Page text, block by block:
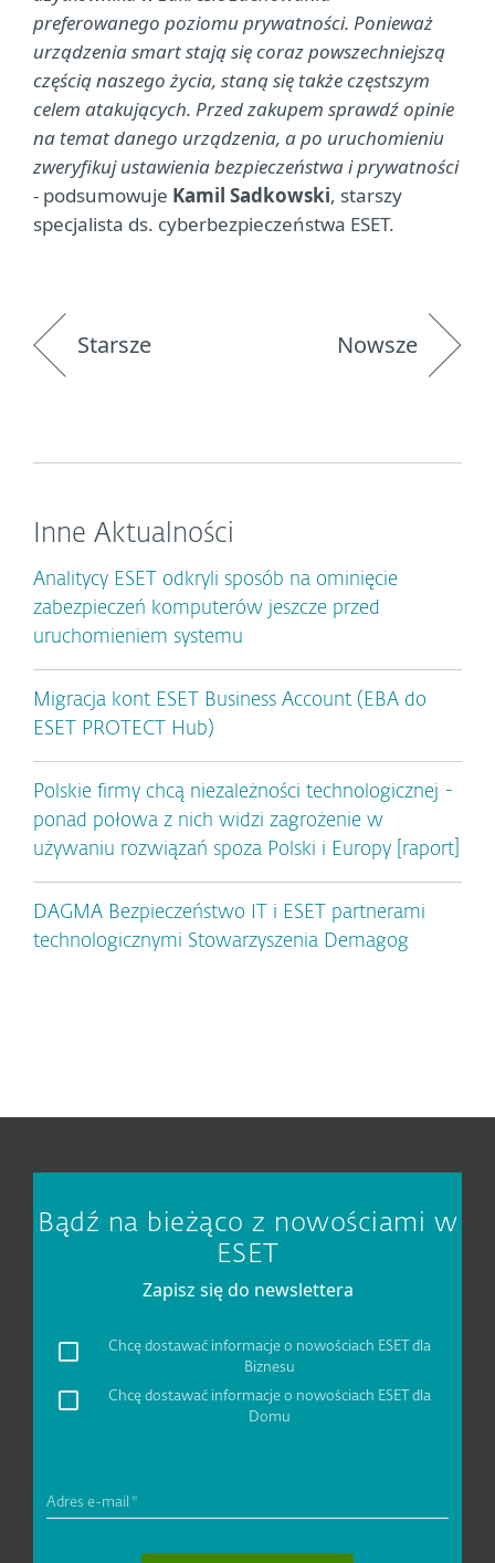
preferowanego poziomu prywatności. Ponieważ
urządzenia smart stają się coraz powszechniejszą
częścią naszego życia, staną się także częstszym
celem atakujących. Przed zakupem sprawdź opinie
na temat danego urządzenia, a po uruchomieniu
zweryfikuj ustawienia bezpieczeństwa i prywatności
- podsumowuje Kamil Sadkowski, starszy
specjalista ds. cyberbezpieczeństwa ESET.
Starsze Nowsze
Inne Aktualności
Analitycy ESET odkryli sposób na ominięcie
zabezpieczeń komputerów jeszcze przed
uruchomieniem systemu
Migracja kont ESET Business Account (EBA do
ESET PROTECT Hub)
Polskie firmy chcą niezależności technologicznej -
ponad połowa z nich widzi zagrożenie w
używaniu rozwiązań spoza Polski i Europy [raport]
DAGMA Bezpieczeństwo IT i ESET partnerami
technologicznymi Stowarzyszenia Demagog